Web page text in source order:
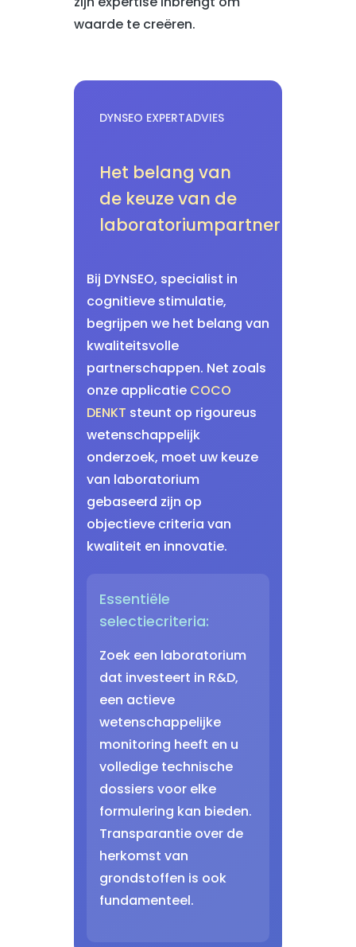
waarde te creëren.
DYNSEO EXPERTADVIES
Het belang van
de keuze van de
laboratoriumpartner
Bij DYNSEO, specialist in
cognitieve stimulatie,
begrijpen we het belang van
kwaliteitsvolle
partnerschappen. Net zoals
onze applicatie COCO
DENKT steunt op rigoureus
wetenschappelijk
onderzoek, moet uw keuze
van laboratorium
gebaseerd zijn op
objectieve criteria van
kwaliteit en innovatie.
Essentiële
selectiecriteria:
Zoek een laboratorium
dat investeert in R&D,
een actieve
wetenschappelijke
monitoring heeft en u
volledige technische
dossiers voor elke
formulering kan bieden.
Transparantie over de
herkomst van
grondstoffen is ook
fundamenteel.